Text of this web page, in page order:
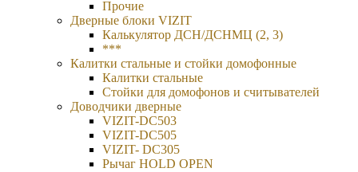
Прочие
Дверные блоки VIZIT
Калькулятор ДСН/ДСНМЦ (2, 3)
***
Калитки стальные и стойки домофонные
Калитки стальные
Стойки для домофонов и считывателей
Доводчики дверные
VIZIT-DC503
VIZIT-DC505
VIZIT- DC305
Рычаг HOLD OPEN